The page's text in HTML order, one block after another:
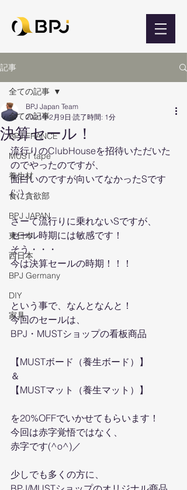
記事
全ての記事
BPJ FRANCE
MUST tape
養生材
食に貪欲部
BPJ JAPAN
東日本
西日本
BPJ Germany
DIY
家具
全ての記事
決算セール！
BPJ Japan Team
2021年2月9日 読了時間: 1分
流行りのClubHouseを招待いただいた
のでやったのですが、
面白いのですが向いてなかったSです
(';')
さーて流行りに乗れないSですが、
セール時期には敏感です！
そう・・・
今は決算セールの時期！！！
という事で、なんとなんと！
今回のセールは、
BPJ・MUSTショップの看板商品
【MUSTボード（養生ボード）】
＆
【MUSTマット（養生マット）】
を20%OFFでいかせてもらいます！
今回は赤字覚悟ではなく、
赤字です(^o^)／
少しでも多くの方に、